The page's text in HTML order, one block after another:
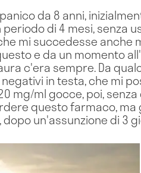
da 8 anni,
di 4 mesi, senza
mi succedesse anche
e da un momento
c'era sempre. Da
in testa, che mi
mg/ml gocce, poi,
questo farmaco, ma
un'assunzione di 3